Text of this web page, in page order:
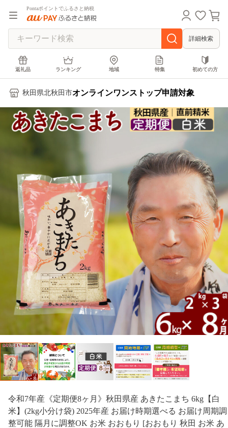
Pontaポイントでふるさと納税
詳細検索
返礼品 ランキング 地域 特集 初めての方
秋田県北秋田市オンラインワンストップ申請対象
令和7年産《定期便8ヶ月》秋田県産 あきたこまち 6kg【白
米】(2kg小分け袋) 2025年産 お届け時期選べる お届け周期調
整可能 隔月に調整OK お米 おおもり [おおもり 秋田 お米 あ